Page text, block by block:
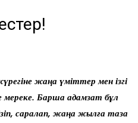
жаңа үміттер мен ізгі
Барша адамзат бұл
саралап, жаңа жылға таза